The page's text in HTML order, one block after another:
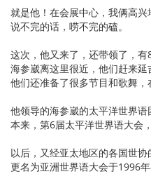
就是他！在会展中心，我俩高兴
说不完的话，唠不完的磕。
这次，他又来了，还带领了，有
海参崴离这里很近，他们赶来延
他们还准备了很多节目和歌舞，
他领导的海参崴的太平洋世界语
本来，第6届太平洋世界语大会
以后，又经亚太地区的各国世协
更名为亚洲世界语大会于1996年